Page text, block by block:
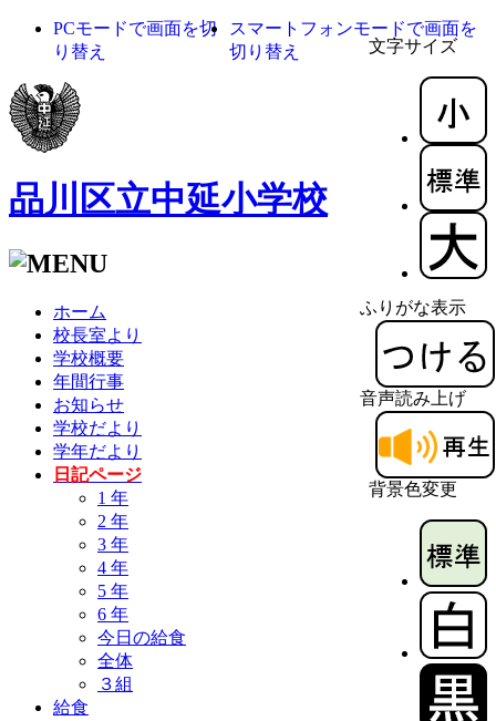
文字サイズ
ふりがな表示
音声読み上げ
背景色変更
PCモードで画面を切
り替え
スマートフォンモードで画面を
切り替え
品川区立中延小学校
ホーム
校長室より
学校概要
年間行事
お知らせ
学校だより
学年だより
日記ページ
1 年
2 年
3 年
4 年
5 年
6 年
今日の給食
全体
３組
給食